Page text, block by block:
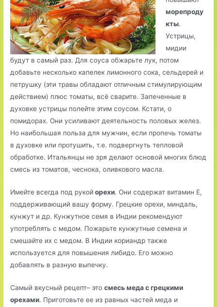
морепроду
кты.
Устрицы,
мидии
будут в самый раз. Для соуса обжарьте лук, потом
добавьте несколько капелек лимонного сока, сельдерей и
петрушку (эти травы обладают отличным стимулирующим
действием) плюс томаты, всё сварите. Запеченные в
духовке устрицы полейте этим соусом. Кстати, о
помидорах. Они усиливают деятельность половых желез.
Но наибольшая польза для мужчин, если пропечь томаты
в духовке или протушить, т.е. подвергнуть тепловой
обработке. Итальянцы не зря делают основой многих блюд
смесь из томатов, чеснока, оливкового масла.
Имейте всегда под рукой орехи. Они содержат витамин E,
поддерживающий вашу форму. Грецкие орехи, миндаль,
кунжут и др. Кунжутное семя в Индии рекомендуют
употреблять с медом. Пожарьте кунжутные семена и
смешайте их с медом. В Индии кориандр также
используется для повышения либидо. Его можно
добавлять в разную выпечку.
Самый вкусный рецепт– этосмесь меда с грецкими
орехами. Приготовьте ее из равных частей меда и